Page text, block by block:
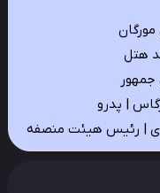
| پدرو
| رئیس هیئت منصفه